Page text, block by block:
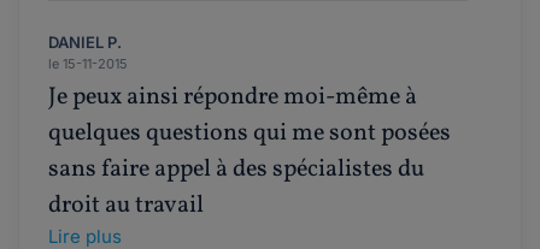
DANIEL P.
le 15-11-2015
Je peux ainsi répondre moi-même à
quelques questions qui me sont posées
sans faire appel à des spécialistes du
droit au travail
Lire plus